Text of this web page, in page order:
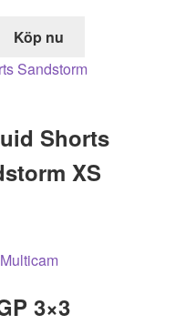
Köp nu
Shorts
XS
3×3